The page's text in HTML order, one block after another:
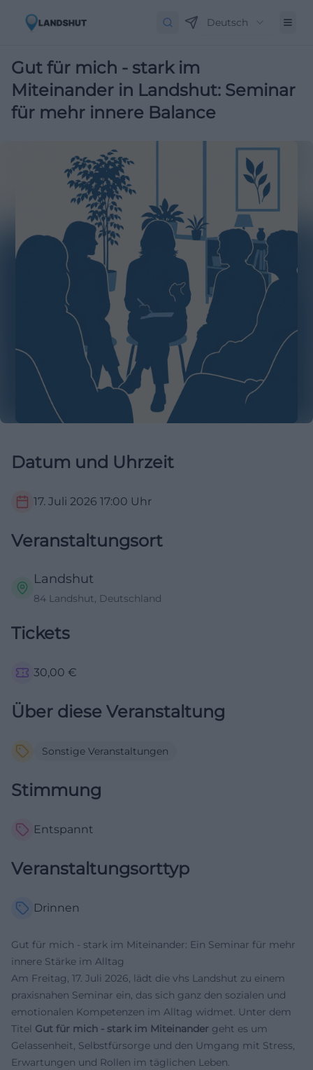
Deutsch
Gut für mich - stark im
Miteinander in Landshut: Seminar
für mehr innere Balance
Datum und Uhrzeit
17. Juli 2026 17:00 Uhr
Veranstaltungsort
Landshut
84 Landshut, Deutschland
Tickets
30,00 €
Über diese Veranstaltung
Sonstige Veranstaltungen
Stimmung
Entspannt
Veranstaltungsorttyp
Drinnen
Gut für mich - stark im Miteinander: Ein Seminar für mehr
innere Stärke im Alltag
Am Freitag, 17. Juli 2026, lädt die vhs Landshut zu einem
praxisnahen Seminar ein, das sich ganz den sozialen und
emotionalen Kompetenzen im Alltag widmet. Unter dem
Titel Gut für mich - stark im Miteinander geht es um
Gelassenheit, Selbstfürsorge und den Umgang mit Stress,
Erwartungen und Rollen im täglichen Leben.